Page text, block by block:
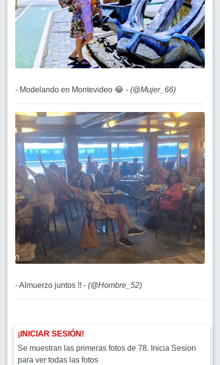
- Modelando en Montevideo 😂 - (@Mujer_66)
- Almuerzo juntos !! - (@Hombre_52)
¡INICIAR SESIÓN!
Se muestran las primeras fotos de 78. Inicia Sesion
para ver todas las fotos